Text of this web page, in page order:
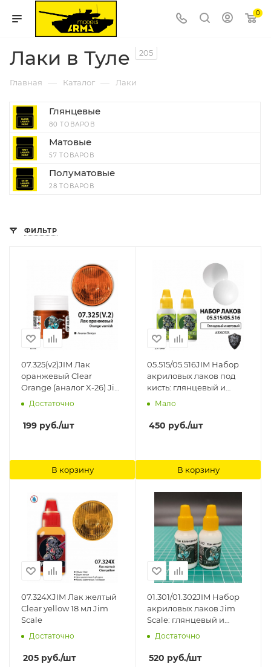
0
Лаки в Туле 205
Главная — Каталог — Лаки
Глянцевые
80 ТОВАРОВ
Матовые
57 ТОВАРОВ
Полуматовые
28 ТОВАРОВ
ФИЛЬТР
07.325(v2)JIM Лак
оранжевый Clear
Orange (аналог X-26) Jim
Scale
Достаточно
199 руб./шт
В корзину
05.515/05.516JIM Набор
акриловых лаков под
кисть: глянцевый и
матовый Jim Scale
Мало
450 руб./шт
В корзину
07.324XJIM Лак желтый
Clear yellow 18 мл Jim
Scale
Достаточно
205 руб./шт
01.301/01.302JIM Набор
акриловых лаков Jim
Scale: глянцевый и
матовый, 2 шт по 18мл
Jim Scale
Достаточно
520 руб./шт